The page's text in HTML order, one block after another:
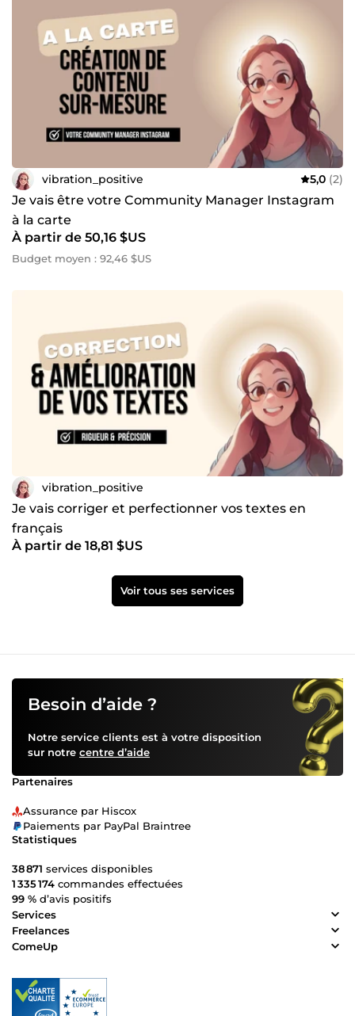
vibration_positive 5,0 (2)
Je vais être votre Community Manager Instagram
à la carte
À partir de 50,16 $US
Budget moyen : 92,46 $US
vibration_positive
Je vais corriger et perfectionner vos textes en
français
À partir de 18,81 $US
Voir tous ses services
Besoin d’aide ?
Notre service clients est à votre disposition
sur notre centre d’aide
Partenaires
Assurance par Hiscox
Paiements par PayPal Braintree
Statistiques
38 871 services disponibles
1 335 174 commandes effectuées
99 % d’avis positifs
Services
Freelances
ComeUp